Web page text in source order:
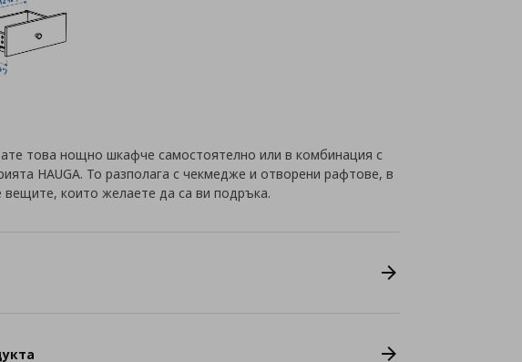
това нощно шкафче самостоятелно или в комбинация с
HAUGA. То разполага с чекмедже и отворени рафтове, в
вещите, които желаете да са ви подръка.